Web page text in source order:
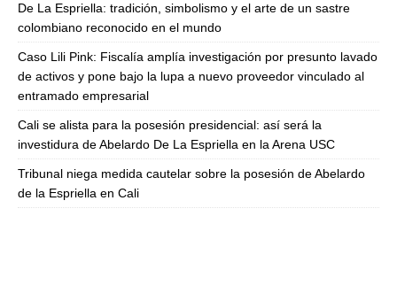
De La Espriella: tradición, simbolismo y el arte de un sastre
colombiano reconocido en el mundo
Caso Lili Pink: Fiscalía amplía investigación por presunto lavado
de activos y pone bajo la lupa a nuevo proveedor vinculado al
entramado empresarial
Cali se alista para la posesión presidencial: así será la
investidura de Abelardo De La Espriella en la Arena USC
Tribunal niega medida cautelar sobre la posesión de Abelardo
de la Espriella en Cali